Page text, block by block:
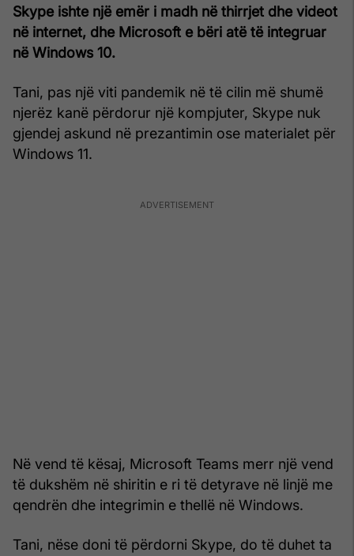
Skype ishte një emër i madh në thirrjet dhe videot
në internet, dhe Microsoft e bëri atë të integruar
në Windows 10.
Tani, pas një viti pandemik në të cilin më shumë
njerëz kanë përdorur një kompjuter, Skype nuk
gjendej askund në prezantimin ose materialet për
Windows 11.
Në vend të kësaj, Microsoft Teams merr një vend
të dukshëm në shiritin e ri të detyrave në linjë me
qendrën dhe integrimin e thellë në Windows.
Tani, nëse doni të përdorni Skype, do të duhet ta